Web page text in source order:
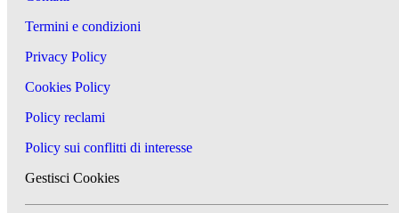
Termini e condizioni
Privacy Policy
Cookies Policy
Policy reclami
Policy sui conflitti di interesse
Gestisci Cookies